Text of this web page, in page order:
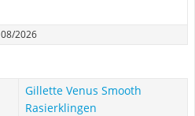
08/2026
Gillette Venus Smooth
Rasierklingen